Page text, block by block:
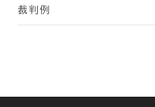
裁判例